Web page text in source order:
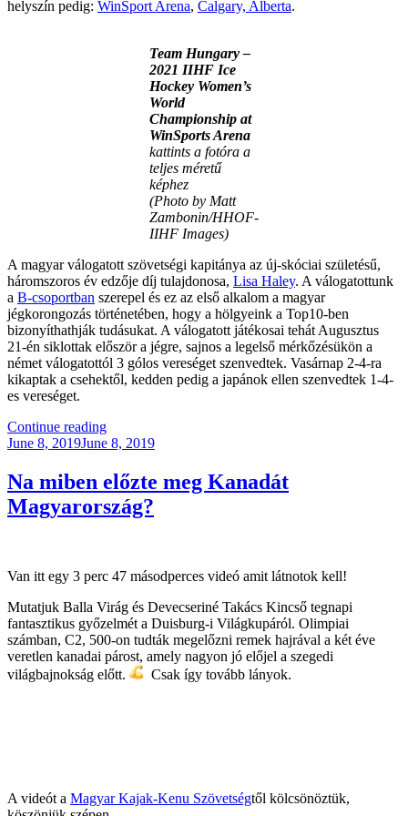
helyszín pedig: WinSport Arena, Calgary, Alberta.
Team Hungary –
2021 IIHF Ice
Hockey Women’s
World
Championship at
WinSports Arena
kattints a fotóra a
teljes méretű
képhez
(Photo by Matt
Zambonin/HHOF-
IIHF Images)
A magyar válogatott szövetségi kapitánya az új-skóciai születésű,
háromszoros év edzője díj tulajdonosa, Lisa Haley. A válogatottunk
a B-csoportban szerepel és ez az első alkalom a magyar
jégkorongozás történetében, hogy a hölgyeink a Top10-ben
bizonyíthathják tudásukat. A válogatott játékosai tehát Augusztus
21-én siklottak először a jégre, sajnos a legelső mérkőzésükön a
német válogatottól 3 gólos vereséget szenvedtek. Vasárnap 2-4-ra
kikaptak a csehektől, kedden pedig a japánok ellen szenvedtek 1-4-
es vereséget.
Continue reading“Női
Jégkorong
Calgary,
2021”
Posted
June 8, 2019June 8, 2019
Na miben előzte meg Kanadát
Magyarország?
Van itt egy 3 perc 47 másodperces videó amit látnotok kell!
Mutatjuk Balla Virág és Devecseriné Takács Kincső tegnapi
fantasztikus győzelmét a Duisburg-i Világkupáról. Olimpiai
számban, C2, 500-on tudták megelőzni remek hajrával a két éve
veretlen kanadai párost, amely nagyon jó előjel a szegedi
világbajnokság előtt.
Csak így tovább lányok.
A videót a Magyar Kajak-Kenu Szövetségtől kölcsönöztük,